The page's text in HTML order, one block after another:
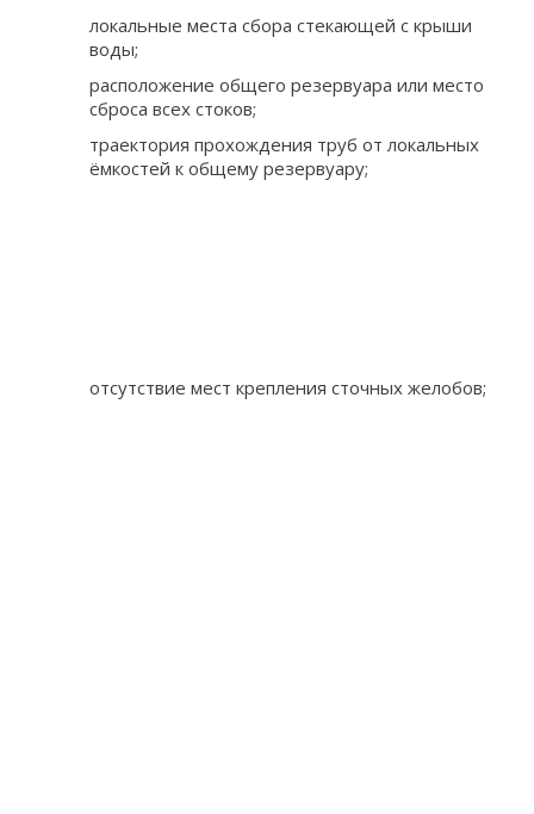
локальные места сбора стекающей с крыши
воды;
расположение общего резервуара или место
сброса всех стоков;
траектория прохождения труб от локальных
ёмкостей к общему резервуару;
отсутствие мест крепления сточных желобов;